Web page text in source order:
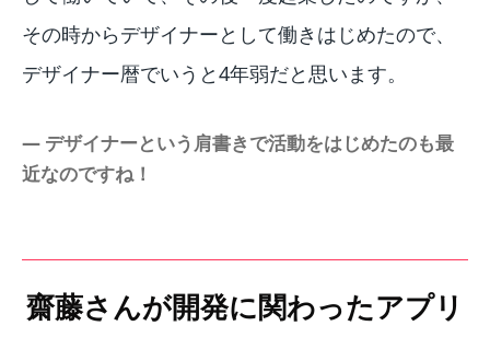
その時からデザイナーとして働きはじめたので、
デザイナー暦でいうと4年弱だと思います。
― デザイナーという肩書きで活動をはじめたのも最
近なのですね！
齋藤さんが開発に関わったアプリ